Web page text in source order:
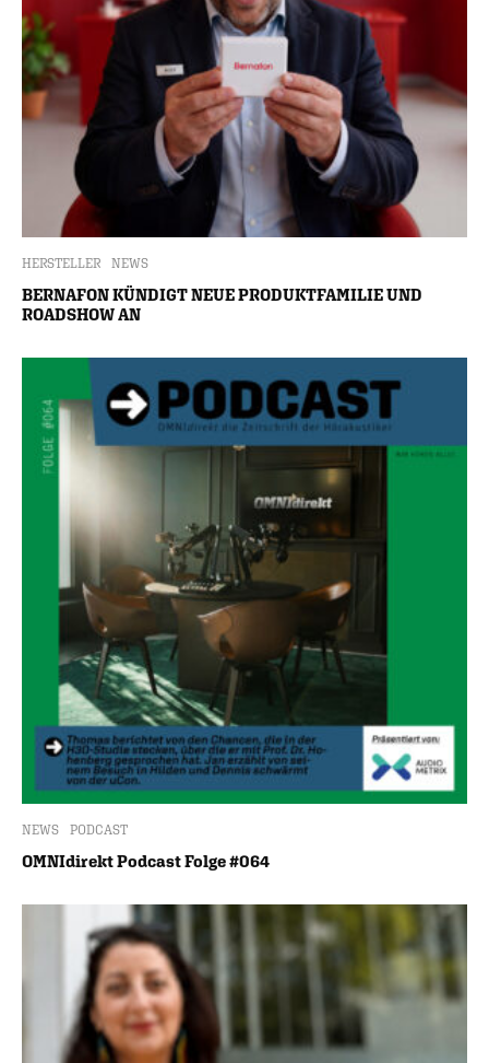
HERSTELLER NEWS
BERNAFON KÜNDIGT NEUE PRODUKTFAMILIE UND
ROADSHOW AN
NEWS PODCAST
OMNIdirekt Podcast Folge #064